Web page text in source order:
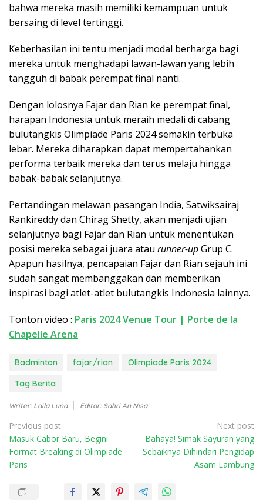
bahwa mereka masih memiliki kemampuan untuk
bersaing di level tertinggi.
Keberhasilan ini tentu menjadi modal berharga bagi
mereka untuk menghadapi lawan-lawan yang lebih
tangguh di babak perempat final nanti.
Dengan lolosnya Fajar dan Rian ke perempat final,
harapan Indonesia untuk meraih medali di cabang
bulutangkis Olimpiade Paris 2024 semakin terbuka
lebar. Mereka diharapkan dapat mempertahankan
performa terbaik mereka dan terus melaju hingga
babak-babak selanjutnya.
Pertandingan melawan pasangan India, Satwiksairaj
Rankireddy dan Chirag Shetty, akan menjadi ujian
selanjutnya bagi Fajar dan Rian untuk menentukan
posisi mereka sebagai juara atau runner-upGrup C.
Apapun hasilnya, pencapaian Fajar dan Rian sejauh ini
sudah sangat membanggakan dan memberikan
inspirasi bagi atlet-atlet bulutangkis Indonesia lainnya.
Tonton video : Paris 2024 Venue Tour | Porte de la
Chapelle Arena
Badminton fajar/rian
Olimpiade Paris 2024
Tag Berita
Writer: Laila Luna Editor: Sahri An Nisa
P
o
s
Previous post
Masuk Cabor Baru, Begini
Format Breaking di Olimpiade
Paris
Next post
Bahaya! Simak Sayuran yang
Sebaiknya Dihindari Pengidap
Asam Lambung